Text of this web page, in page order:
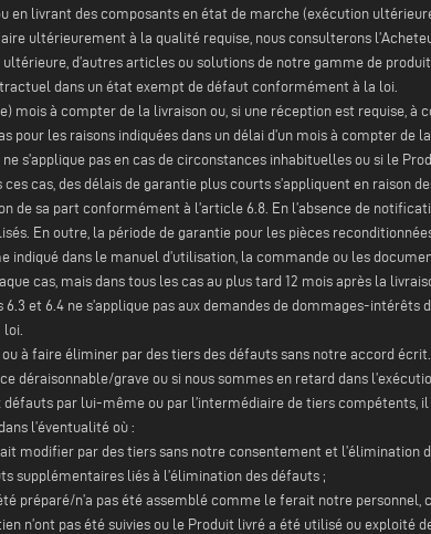
en livrant des composants en état de marche (exécution
ultérieurement à la qualité requise, nous consulterons
d’autres articles ou solutions de notre gamme de
dans un état exempt de défaut conformément à la loi.
mois à compter de la livraison ou, si une réception est requise,
pour les raisons indiquées dans un délai d’un mois à compter de
s’applique pas en cas de circonstances inhabituelles ou si le
cas, des délais de garantie plus courts s’appliquent en raison
de sa part conformément à l’article 6.8. En l’absence de
En outre, la période de garantie pour les pièces
dans le manuel d’utilisation, la commande ou les
cas, mais dans tous les cas au plus tard 12 mois après la
et 6.4 ne s’applique pas aux demandes de dommages-
loi.
à faire éliminer par des tiers des défauts sans notre accord
déraisonnable/grave ou si nous sommes en retard dans
par lui-même ou par l’intermédiaire de tiers
l’éventualité où :
modifier par des tiers sans notre consentement et
supplémentaires liés à l’élimination des défauts ;
été préparé/n’a pas été assemblé comme le ferait notre
n’ont pas été suivies ou le Produit livré a été utilisé ou exploité